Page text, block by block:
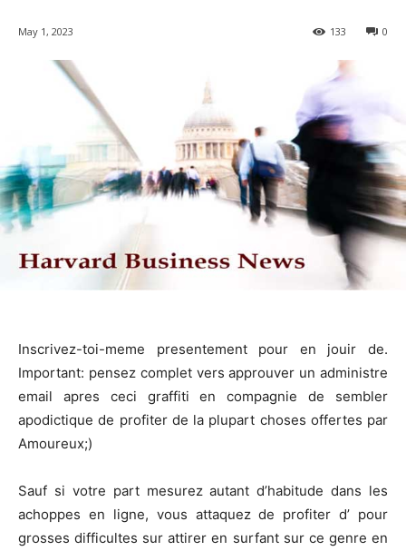
May 1, 2023 0
133
Inscrivez-toi-meme presentement pour en jouir de.
Important: pensez complet vers approuver un administre
email apres ceci graffiti en compagnie de sembler
apodictique de profiter de la plupart choses offertes par
Amoureux;)
Sauf si votre part mesurez autant d’habitude dans les
achoppes en ligne, vous attaquez de profiter d’ pour
grosses difficultes sur attirer en surfant sur ce genre en